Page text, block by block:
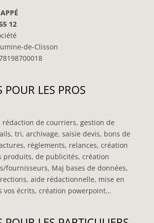
12
de-Clisson
POUR LES PROS
rédaction de courriers, gestion de
tri, archivage, saisie devis, bons de
règlements, relances, création
produits, de publicités, création
fournisseurs, Maj bases de données,
aide rédactionnelle, mise en
vos écrits, création powerpoint…